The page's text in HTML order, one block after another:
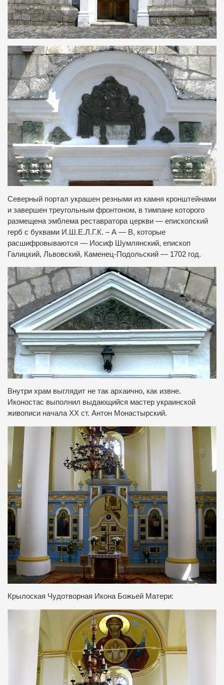
Северный портал украшен резными из камня кронштейнами
и завершен треугольным фронтоном, в тимпане которого
размещена эмблема реставратора церкви — епископский
герб с буквами И.Ш.Е.Л.Г.К. – А — В, которые
расшифровываются — Иосиф Шумлянский, епископ
Галицкий, Львовский, Каменец-Подольский — 1702 год.
Внутри храм выглядит не так архаично, как извне.
Иконостас выполнил выдающийся мастер украинской
живописи начала ХХ ст. Антон Монастырский.
Крылоская Чудотворная Икона Божьей Матери: